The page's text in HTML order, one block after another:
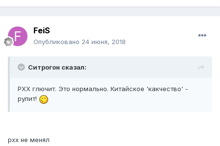
FeiS
Опубликовано 24 июня, 2018
Ситрогон сказал:
РХХ глючит. Это нормально. Китайское 'какчество' -
рулит!
рхх не менял